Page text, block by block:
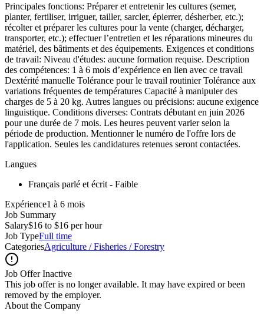
Principales fonctions: Préparer et entretenir les cultures (semer,
planter, fertiliser, irriguer, tailler, sarcler, épierrer, désherber, etc.);
récolter et préparer les cultures pour la vente (charger, décharger,
transporter, etc.); effectuer l’entretien et les réparations mineures du
matériel, des bâtiments et des équipements. Exigences et conditions
de travail: Niveau d'études: aucune formation requise. Description
des compétences: 1 à 6 mois d’expérience en lien avec ce travail
Dextérité manuelle Tolérance pour le travail routinier Tolérance aux
variations fréquentes de températures Capacité à manipuler des
charges de 5 à 20 kg. Autres langues ou précisions: aucune exigence
linguistique. Conditions diverses: Contrats débutant en juin 2026
pour une durée de 7 mois. Les heures peuvent varier selon la
période de production. Mentionner le numéro de l'offre lors de
l'application. Seules les candidatures retenues seront contactées.
Langues
Français parlé et écrit - Faible
Expérience1 à 6 mois
Job Summary
Salary$16 to $16 per hour
Job TypeFull time
CategoriesAgriculture / Fisheries / Forestry
Job Offer Inactive
This job offer is no longer available. It may have expired or been
removed by the employer.
About the Company